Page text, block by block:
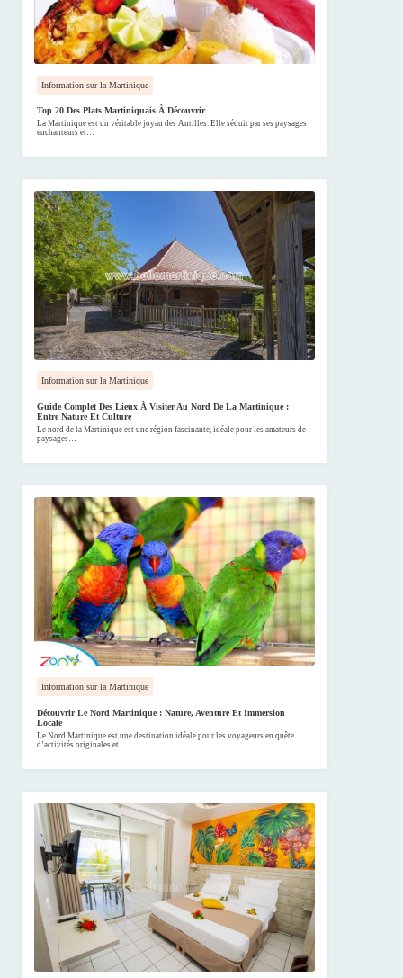
Information sur la Martinique
Top 20 Des Plats Martiniquais À Découvrir
La Martinique est un véritable joyau des Antilles. Elle séduit par ses paysages
enchanteurs et…
Information sur la Martinique
Guide Complet Des Lieux À Visiter Au Nord De La Martinique :
Entre Nature Et Culture
Le nord de la Martinique est une région fascinante, idéale pour les amateurs de
paysages…
Information sur la Martinique
Découvrir Le Nord Martinique : Nature, Aventure Et Immersion
Locale
Le Nord Martinique est une destination idéale pour les voyageurs en quête
d’activités originales et…